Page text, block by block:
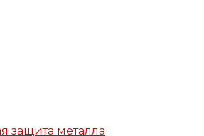
защита металла